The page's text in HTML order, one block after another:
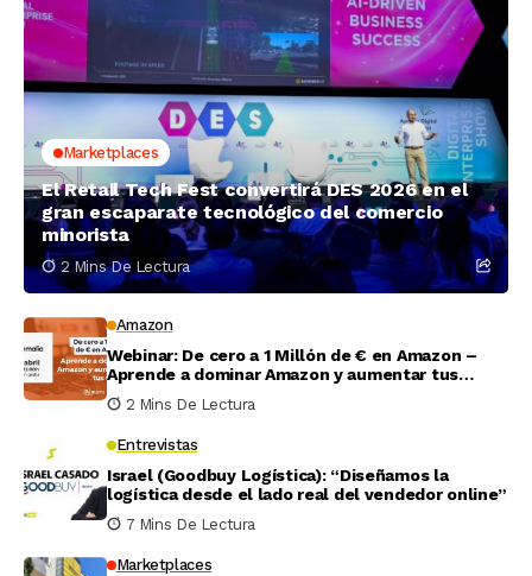
Marketplaces
El Retail Tech Fest convertirá DES 2026 en el
gran escaparate tecnológico del comercio
minorista
2 Mins De Lectura
Amazon
Webinar: De cero a 1 Millón de € en Amazon –
Aprende a dominar Amazon y aumentar tus
ventas
2 Mins De Lectura
Entrevistas
Israel (Goodbuy Logística): “Diseñamos la
logística desde el lado real del vendedor online”
7 Mins De Lectura
Marketplaces